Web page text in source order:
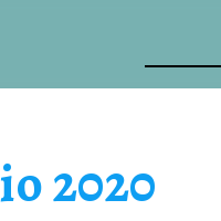
2020